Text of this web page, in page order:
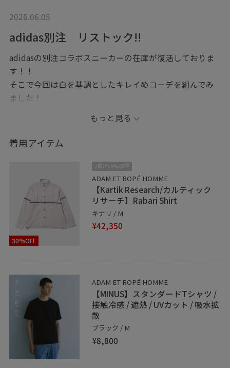
2026.06.05
adidas別注 リストック!!
adidasの別注コラボスニーカーの在庫が復活しておりま
す！！
そこで今回は白を基調としたキレイめコーデを組んでみ
ました！
を入れることで夏でも涼しく着こなしを楽しんでいただ
ねます！
どのアイテムもオススメですので貴重なこの機会にぜひ
お買い求めくださいませ！
アイテムは下記よりオンラインショップでご購入頂けま
すので、是非ご覧くださいませ。
(記載のないアイテムは、スタッフの私物となります)
▶︎Instagram
こちらも情報を発信しております！気になるアイテムご
ざいましたらぜひご連絡くださいませ！
https://www.instagram.com/adam_yudai810?
igsh=MTJ6MHA3cnltZjZnbA==
もっと見る
着用アイテム
30%OFF
2BUY10%OFF
ADAM ET ROPÉ HOMME
【Kartik Research/カルティック
リサーチ】Rabari Shirt
キナリ / M
¥42,350
ADAM ET ROPÉ HOMME
【MINUS】スタンダードTシャツ /
接触冷感 / 遮熱 / UVカット / 吸水拡
散
ブラック / M
¥8,800